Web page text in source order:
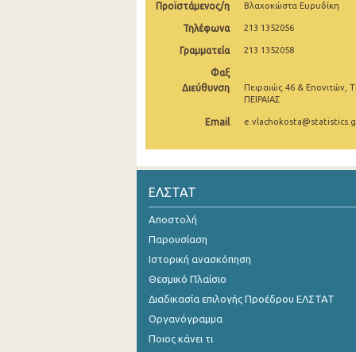
Νοεμβρίου 2024
Οκτωβρίου 2024
Σεπτεμβρίου 2024
Ιουνίου 2024
Μαΐου 2024
Απριλίου 2024
Φεβρουαρίου 2024
Ιανουαρίου 2024
Δεκεμβρίου 2023
Προϊστάμενος/η Βλαχοκώστα Ευρυδίκη
Τηλέφωνα 213 1352056
Γραμματεία 213 1352058
Φαξ
Διεύθυνση
Πειραιώς 46 & Επονιτών,
ΠΕΙΡΑΙΑΣ
Email
ΕΛΣΤΑΤ
Αποστολή
Παρουσίαση
Ιστορική ανασκόπηση
Θεσμικό Πλαίσιο
Διαδικασία επιλογής Προέδρου ΕΛΣΤΑΤ
Οργανόγραμμα
Ποιος κάνει τι